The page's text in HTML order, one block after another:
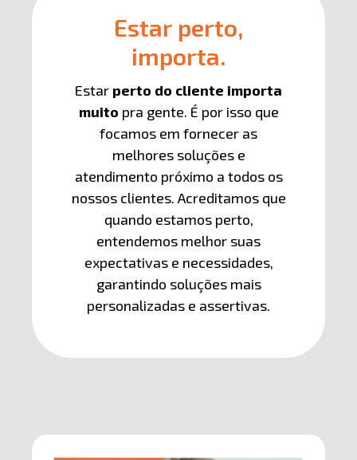
Estar perto,
importa.
Estar perto do cliente importa
muito pra gente. É por isso que
focamos em fornecer as
melhores soluções e
atendimento próximo a todos os
nossos clientes. Acreditamos que
quando estamos perto,
entendemos melhor suas
expectativas e necessidades,
garantindo soluções mais
personalizadas e assertivas.